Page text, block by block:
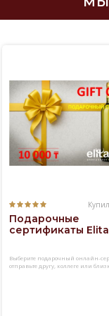
Подарочные
сертификаты
Выберите подарочный онлайн-
отправьте другу, коллеге или